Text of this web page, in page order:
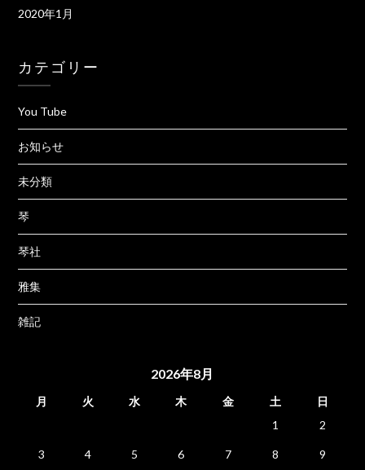
2020年1月
カテゴリー
You Tube
お知らせ
未分類
琴
琴社
雅集
雑記
2026年8月
月 火 水 木 金 土
日
1
2
3 4 5 6 7 8 9